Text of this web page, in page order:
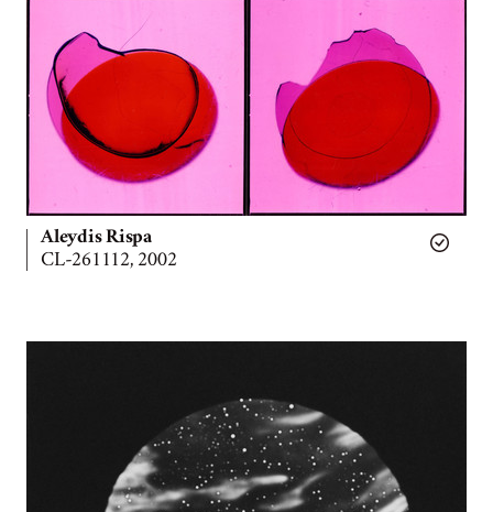
Aleydis Rispa
CL-261112, 2002